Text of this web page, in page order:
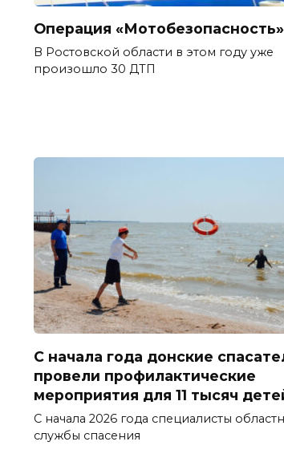
Операция «Мотобезопасность»
В Ростовской области в этом году уже
произошло 30 ДТП
С начала года донские
провели профилактические
мероприятия для 11 тысяч
С начала 2026 года специалисты
службы спасения